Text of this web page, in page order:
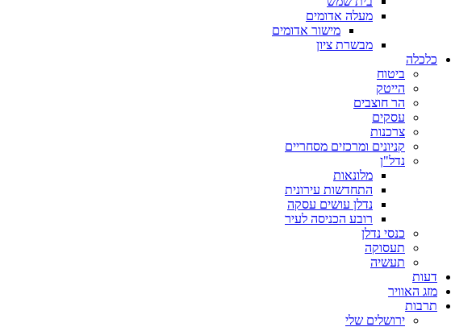
מעלה אדומים
מישור אדומים
מבשרת ציון
כלכלה
ביטוח
הייטק
הר חוצבים
עסקים
צרכנות
קניונים ומרכזים מסחריים
נדל"ן
מלונאות
התחדשות עירונית
נדלן עושים עסקה
רובע הכניסה לעיר
כנסי נדלן
תעסוקה
תעשיה
דעות
מזג האוויר
תרבות
ירושלים שלי